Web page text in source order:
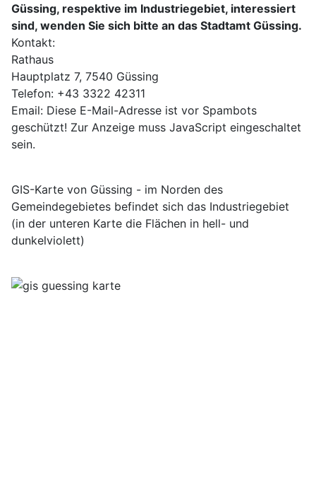
Güssing, respektive im Industriegebiet, interessiert
sind, wenden Sie sich bitte an das Stadtamt Güssing.
Kontakt:
Rathaus
Hauptplatz 7, 7540 Güssing
Telefon: +43 3322 42311
Email: Diese E-Mail-Adresse ist vor Spambots
geschützt! Zur Anzeige muss JavaScript eingeschaltet
sein.
GIS-Karte von Güssing - im Norden des
Gemeindegebietes befindet sich das Industriegebiet
(in der unteren Karte die Flächen in hell- und
dunkelviolett)